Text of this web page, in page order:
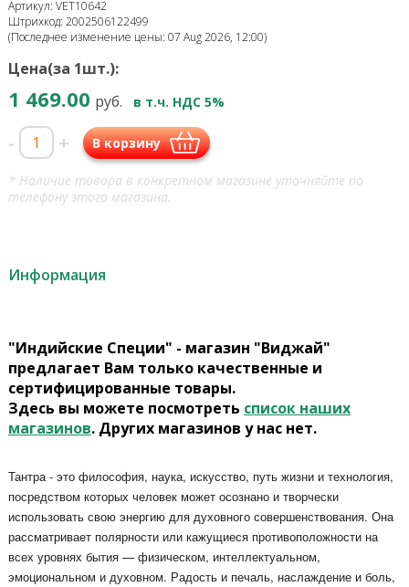
Артикул: VET10642
Штрихкод: 2002506122499
(Последнее изменение цены: 07 Aug 2026, 12:00)
Цена(за 1шт.):
1 469.00 руб. в т.ч. НДС 5%
- + В корзину
* Наличие товара в конкретном магазине уточняйте по
телефону этого магазина.
Информация
"Индийские Специи" - магазин "Виджай"
предлагает Вам только качественные и
сертифицированные товары.
Здесь вы можете посмотреть список наших
магазинов. Других магазинов у нас нет.
Тантра - это философия, наука, искусство, путь жизни и технология,
посредством которых человек может осознано и творчески
использовать свою энергию для духовного совершенствования. Она
рассматривает полярности или кажущиеся противоположности на
всех уровнях бытия — физическом, интеллектуальном,
эмоциональном и духовном. Радость и печаль, наслаждение и боль,